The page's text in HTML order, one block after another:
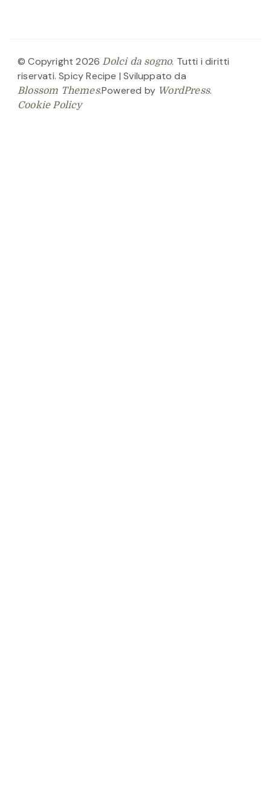
© Copyright 2026 Dolci da sogno. Tutti i diritti
riservati. Spicy Recipe | Sviluppato da
Blossom Themes.Powered by WordPress.
Cookie Policy